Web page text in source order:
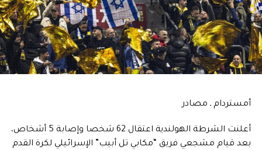
أمستردام ـ مصادر
أعلنت الشرطة الهولندية اعتقال 62 شخصا وإصابة 5 أشخاص،
بعد قيام مشجعي فريق “مكابي تل أبيب” الإسرائيلي لكرة القدم